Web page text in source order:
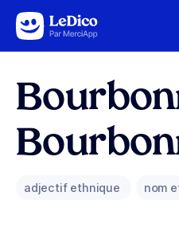
Aller au contenu
adjectif ethnique nom